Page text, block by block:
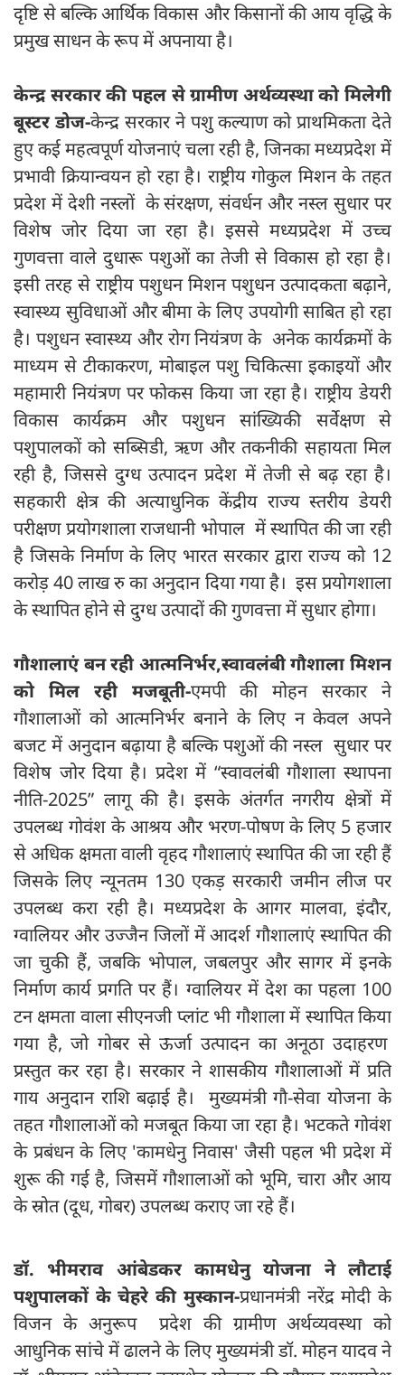
दृष्टि से बल्कि आर्थिक विकास और किसानों की आय वृद्धि के
प्रमुख साधन के रूप में अपनाया है।
केन्द्र सरकार की पहल से ग्रामीण अर्थव्यस्था को मिलेगी
बूस्टर डोज-केन्द्र सरकार ने पशु कल्याण को प्राथमिकता देते
हुए कई महत्वपूर्ण योजनाएं चला रही है, जिनका मध्यप्रदेश में
प्रभावी क्रियान्वयन हो रहा है। राष्ट्रीय गोकुल मिशन के तहत
प्रदेश में देशी नस्लों के संरक्षण, संवर्धन और नस्ल सुधार पर
विशेष जोर दिया जा रहा है। इससे मध्यप्रदेश में उच्च
गुणवत्ता वाले दुधारू पशुओं का तेजी से विकास हो रहा है।
इसी तरह से राष्ट्रीय पशुधन मिशन पशुधन उत्पादकता बढ़ाने,
स्वास्थ्य सुविधाओं और बीमा के लिए उपयोगी साबित हो रहा
है। पशुधन स्वास्थ्य और रोग नियंत्रण के अनेक कार्यक्रमों के
माध्यम से टीकाकरण, मोबाइल पशु चिकित्सा इकाइयों और
महामारी नियंत्रण पर फोकस किया जा रहा है। राष्ट्रीय डेयरी
विकास कार्यक्रम और पशुधन सांख्यिकी सर्वेक्षण से
पशुपालकों को सब्सिडी, ऋण और तकनीकी सहायता मिल
रही है, जिससे दुग्ध उत्पादन प्रदेश में तेजी से बढ़ रहा है।
सहकारी क्षेत्र की अत्याधुनिक केंद्रीय राज्य स्तरीय डेयरी
परीक्षण प्रयोगशाला राजधानी भोपाल में स्थापित की जा रही
है जिसके निर्माण के लिए भारत सरकार द्वारा राज्य को 12
करोड़ 40 लाख रु का अनुदान दिया गया है। इस प्रयोगशाला
के स्थापित होने से दुग्ध उत्पादों की गुणवत्ता में सुधार होगा।
गौशालाएं बन रही आत्मनिर्भर,स्वावलंबी गौशाला मिशन
को मिल रही मजबूती-एमपी की मोहन सरकार ने
गौशालाओं को आत्मनिर्भर बनाने के लिए न केवल अपने
बजट में अनुदान बढ़ाया है बल्कि पशुओं की नस्ल सुधार पर
विशेष जोर दिया है। प्रदेश में “स्वावलंबी गौशाला स्थापना
नीति-2025” लागू की है। इसके अंतर्गत नगरीय क्षेत्रों में
उपलब्ध गोवंश के आश्रय और भरण-पोषण के लिए 5 हजार
से अधिक क्षमता वाली वृहद गौशालाएं स्थापित की जा रही हैं
जिसके लिए न्यूनतम 130 एकड़ सरकारी जमीन लीज पर
उपलब्ध करा रही है। मध्यप्रदेश के आगर मालवा, इंदौर,
ग्वालियर और उज्जैन जिलों में आदर्श गौशालाएं स्थापित की
जा चुकी हैं, जबकि भोपाल, जबलपुर और सागर में इनके
निर्माण कार्य प्रगति पर हैं। ग्वालियर में देश का पहला 100
टन क्षमता वाला सीएनजी प्लांट भी गौशाला में स्थापित किया
गया है, जो गोबर से ऊर्जा उत्पादन का अनूठा उदाहरण
प्रस्तुत कर रहा है। सरकार ने शासकीय गौशालाओं में प्रति
गाय अनुदान राशि बढ़ाई है। मुख्यमंत्री गौ-सेवा योजना के
तहत गौशालाओं को मजबूत किया जा रहा है। भटकते गोवंश
के प्रबंधन के लिए 'कामधेनु निवास' जैसी पहल भी प्रदेश में
शुरू की गई है, जिसमें गौशालाओं को भूमि, चारा और आय
के स्रोत (दूध, गोबर) उपलब्ध कराए जा रहे हैं।
डॉ. भीमराव आंबेडकर कामधेनु योजना ने लौटाई
पशुपालकों के चेहरे की मुस्कान-प्रधानमंत्री नरेंद्र मोदी के
विजन के अनुरूप प्रदेश की ग्रामीण अर्थव्यवस्था को
आधुनिक सांचे में ढालने के लिए मुख्यमंत्री डॉ. मोहन यादव ने